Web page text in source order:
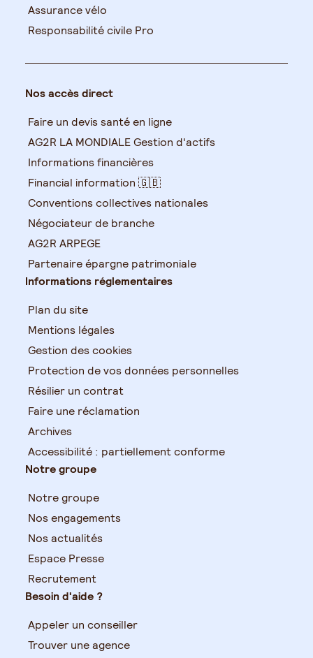
Assurance vélo
Responsabilité civile Pro
Nos accès direct
Faire un devis santé en ligne
AG2R LA MONDIALE Gestion d'actifs
Informations financières
Financial information 🇬🇧
Conventions collectives nationales
Négociateur de branche
AG2R ARPEGE
Partenaire épargne patrimoniale
Informations réglementaires
Plan du site
Mentions légales
Gestion des cookies
Protection de vos données personnelles
Résilier un contrat
Faire une réclamation
Archives
Accessibilité : partiellement conforme
Notre groupe
Notre groupe
Nos engagements
Nos actualités
Espace Presse
Recrutement
Besoin d'aide ?
Appeler un conseiller
Trouver une agence